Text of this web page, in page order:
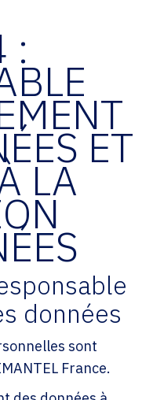
:
ET
LA
données
sont
France.